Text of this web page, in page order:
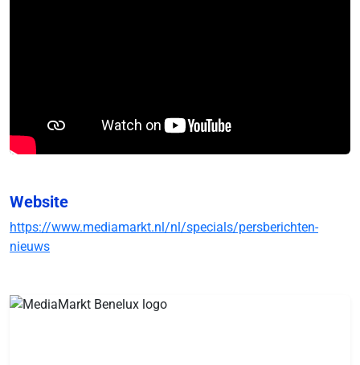
Website
https://www.mediamarkt.nl/nl/specials/persberichten-
nieuws